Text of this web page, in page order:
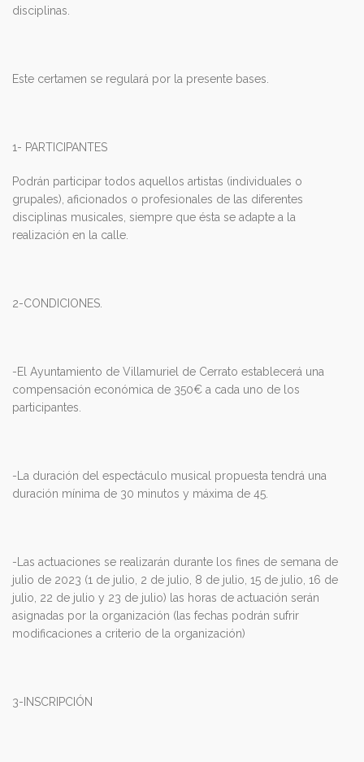
disciplinas.
Este certamen se regulará por la presente bases.
1- PARTICIPANTES
Podrán participar todos aquellos artistas (individuales o
grupales), aficionados o profesionales de las diferentes
disciplinas musicales, siempre que ésta se adapte a la
realización en la calle.
2-CONDICIONES.
-El Ayuntamiento de Villamuriel de Cerrato establecerá una
compensación económica de 350€ a cada uno de los
participantes.
-La duración del espectáculo musical propuesta tendrá una
duración mínima de 30 minutos y máxima de 45.
-Las actuaciones se realizarán durante los fines de semana de
julio de 2023 (1 de julio, 2 de julio, 8 de julio, 15 de julio, 16 de
julio, 22 de julio y 23 de julio) las horas de actuación serán
asignadas por la organización (las fechas podrán sufrir
modificaciones a criterio de la organización)
3-INSCRIPCIÓN